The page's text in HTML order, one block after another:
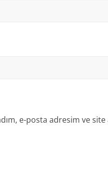
e-posta adresim ve site